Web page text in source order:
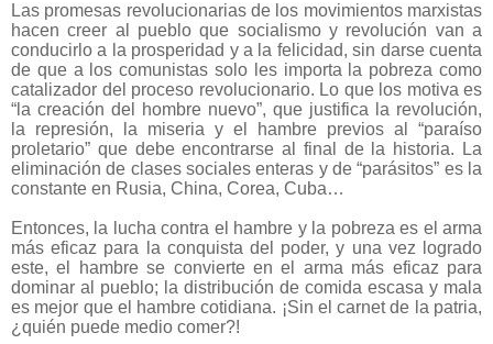
Las promesas revolucionarias de los movimientos marxistas
hacen creer al pueblo que socialismo y revolución van a
conducirlo a la prosperidad y a la felicidad, sin darse cuenta
de que a los comunistas solo les importa la pobreza como
catalizador del proceso revolucionario. Lo que los motiva es
“la creación del hombre nuevo”, que justifica la revolución,
la represión, la miseria y el hambre previos al “paraíso
proletario” que debe encontrarse al final de la historia. La
eliminación de clases sociales enteras y de “parásitos” es la
constante en Rusia, China, Corea, Cuba…
Entonces, la lucha contra el hambre y la pobreza es el arma
más eficaz para la conquista del poder, y una vez logrado
este, el hambre se convierte en el arma más eficaz para
dominar al pueblo; la distribución de comida escasa y mala
es mejor que el hambre cotidiana. ¡Sin el carnet de la patria,
¿quién puede medio comer?!